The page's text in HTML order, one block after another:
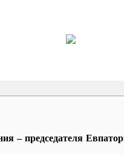
– председателя